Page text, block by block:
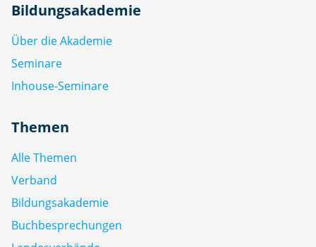
Bildungsakademie
Über die Akademie
Seminare
Inhouse-Seminare
Themen
Alle Themen
Verband
Bildungsakademie
Buchbesprechungen